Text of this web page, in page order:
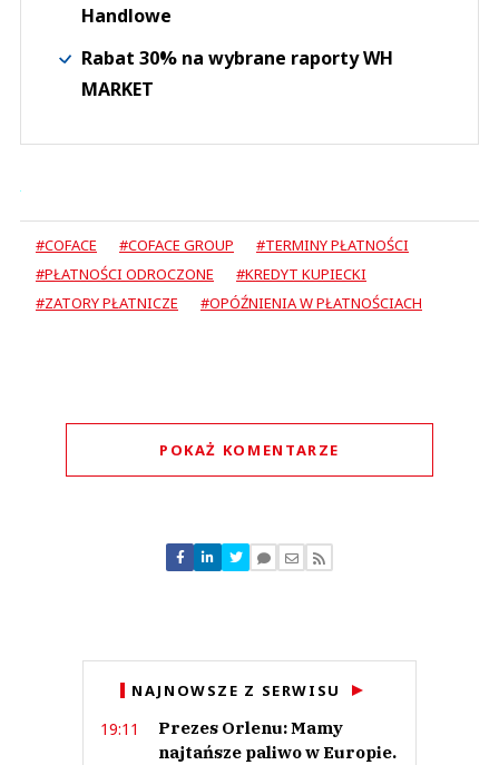
Handlowe
Rabat 30% na wybrane raporty WH
MARKET
#COFACE #COFACE GROUP
#TERMINY PŁATNOŚCI
#PŁATNOŚCI ODROCZONE
#KREDYT KUPIECKI
#ZATORY PŁATNICZE
#OPÓŹNIENIA W PŁATNOŚCIACH
POKAŻ KOMENTARZE
Nie znaleziono komentarzy
Zostaw swoje komentarze
NAJNOWSZE Z SERWISU
19:11
Prezes Orlenu: Mamy
najtańsze paliwo w Europie.